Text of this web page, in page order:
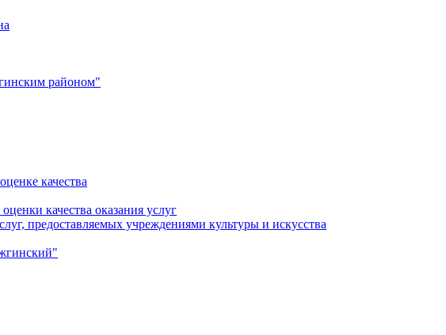
районом"
качества
качества оказания услуг
предоставляемых учреждениями культуры и искусства